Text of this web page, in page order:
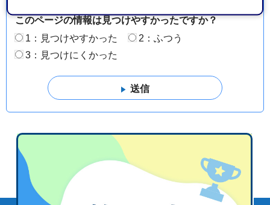
このページの情報は見つけやすかったですか？
1：見つけやすかった
2：ふつう
3：見つけにくかった